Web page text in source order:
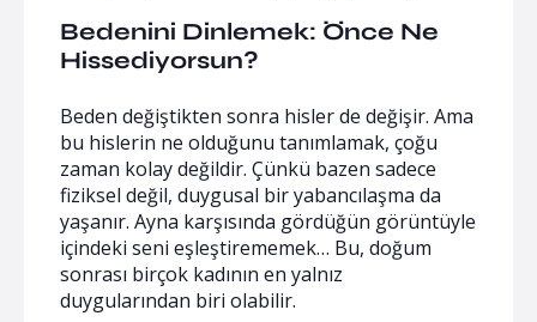
Bedenini Dinlemek: Önce Ne
Hissediyorsun?
Beden değiştikten sonra hisler de değişir. Ama
bu hislerin ne olduğunu tanımlamak, çoğu
zaman kolay değildir. Çünkü bazen sadece
fiziksel değil, duygusal bir yabancılaşma da
yaşanır. Ayna karşısında gördüğün görüntüyle
içindeki seni eşleştirememek… Bu, doğum
sonrası birçok kadının en yalnız
duygularından biri olabilir.